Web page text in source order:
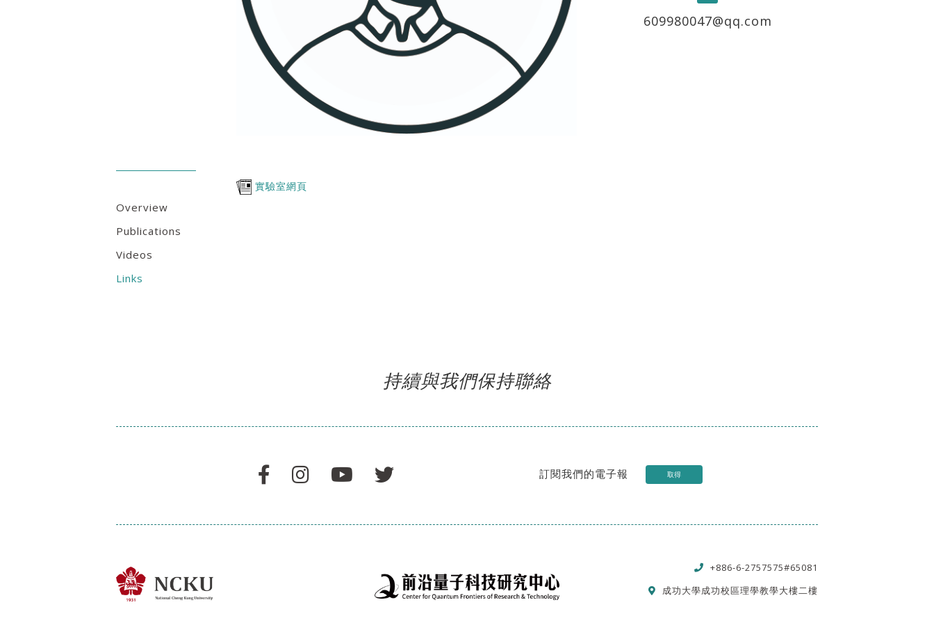
609980047@qq.com
Overview
Publications
Videos
Links
實驗室網頁
持續與我們保持聯絡
訂閱我們的電子報 取得
+886-6-2757575#65081
成功大學成功校區理學教學大樓二樓